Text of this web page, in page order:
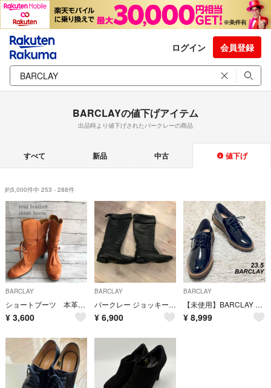
ログイン 会員登録
BARCLAYの値下げアイテム
出品時より値下げされたバークレーの商品
すべて 新品 中古 値下げ
約5,000件中 253 - 288件
BARCLAY
ショートブーツ 本革 2way リボン リアルレザー
¥ 3,600
BARCLAY
バークレー ジョッキーブーツ
¥ 6,900
BARCLAY
【未使用】BARCLAY レザーシューズ 本革 エナメル 黒 23.5
¥ 8,999